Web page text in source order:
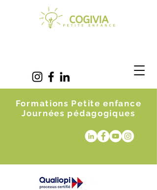
Formations Petite enfance
Journées pédagogiques